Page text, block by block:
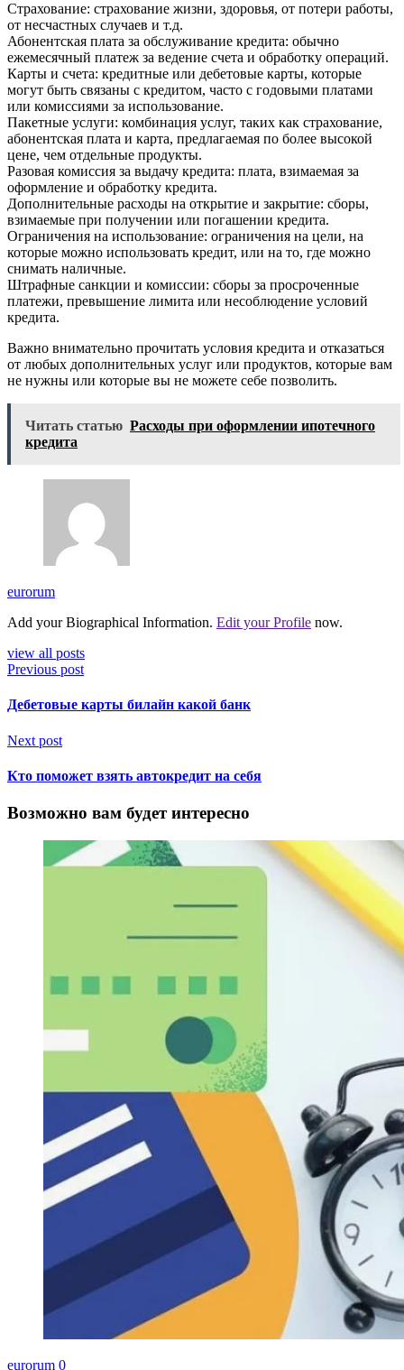
Страхование: страхование жизни, здоровья, от потери работы,
от несчастных случаев и т.д.
Абонентская плата за обслуживание кредита: обычно
ежемесячный платеж за ведение счета и обработку операций.
Карты и счета: кредитные или дебетовые карты, которые
могут быть связаны с кредитом, часто с годовыми платами
или комиссиями за использование.
Пакетные услуги: комбинация услуг, таких как страхование,
абонентская плата и карта, предлагаемая по более высокой
цене, чем отдельные продукты.
Разовая комиссия за выдачу кредита: плата, взимаемая за
оформление и обработку кредита.
Дополнительные расходы на открытие и закрытие: сборы,
взимаемые при получении или погашении кредита.
Ограничения на использование: ограничения на цели, на
которые можно использовать кредит, или на то, где можно
снимать наличные.
Штрафные санкции и комиссии: сборы за просроченные
платежи, превышение лимита или несоблюдение условий
кредита.
Важно внимательно прочитать условия кредита и отказаться
от любых дополнительных услуг или продуктов, которые вам
не нужны или которые вы не можете себе позволить.
Читать статью Расходы при оформлении ипотечного
кредита
eurorum
Add your Biographical Information. Edit your Profile now.
view all posts
Previous post
Дебетовые карты билайн какой банк
Next post
Кто поможет взять автокредит на себя
Возможно вам будет интересно
eurorum 0